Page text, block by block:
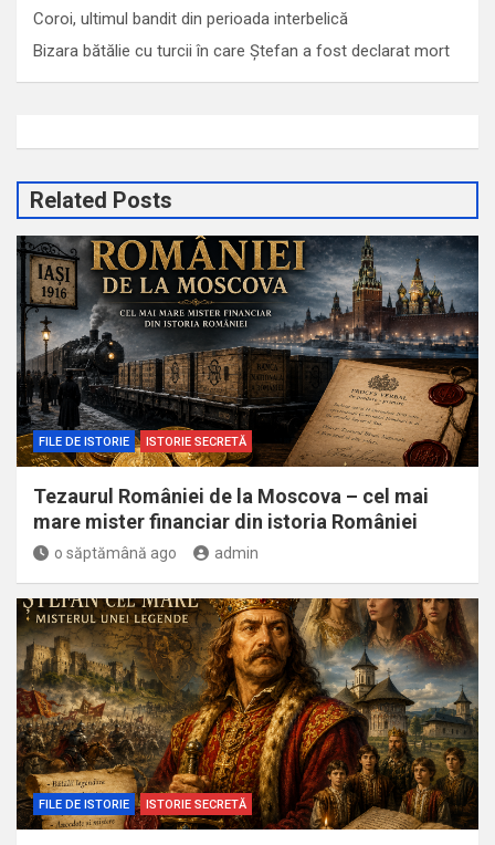
Coroi, ultimul bandit din perioada interbelică
Bizara bătălie cu turcii în care Ștefan a fost declarat mort
Related Posts
FILE DE ISTORIE ISTORIE SECRETĂ
Tezaurul României de la Moscova – cel mai
mare mister financiar din istoria României
o săptămână ago admin
FILE DE ISTORIE ISTORIE SECRETĂ